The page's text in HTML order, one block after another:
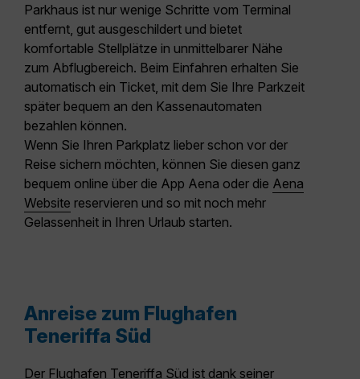
Parkhaus ist nur wenige Schritte vom Terminal
entfernt, gut ausgeschildert und bietet
komfortable Stellplätze in unmittelbarer Nähe
zum Abflugbereich. Beim Einfahren erhalten Sie
automatisch ein Ticket, mit dem Sie Ihre Parkzeit
später bequem an den Kassenautomaten
bezahlen können.
Wenn Sie Ihren Parkplatz lieber schon vor der
Reise sichern möchten, können Sie diesen ganz
bequem online über die App Aena oder die Aena
Website reservieren und so mit noch mehr
Gelassenheit in Ihren Urlaub starten.
Anreise zum Flughafen
Teneriffa Süd
Der Flughafen Teneriffa Süd ist dank seiner